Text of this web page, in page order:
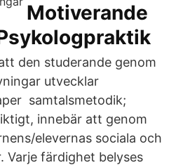
Motiverande
den studerande genom
utvecklar
samtalsmetodik;
innebär att genom
elevernas sociala och
Varje färdighet belyses